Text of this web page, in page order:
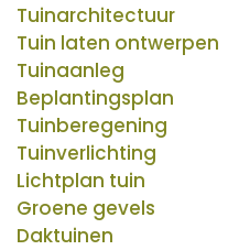
Tuinarchitectuur
Tuin laten ontwerpen
Tuinaanleg
Beplantingsplan
Tuinberegening
Tuinverlichting
Lichtplan tuin
Groene gevels
Daktuinen